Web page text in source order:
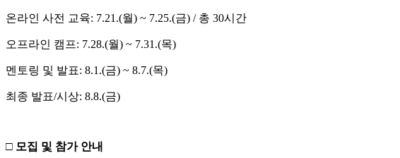
온라인 사전 교육: 7.21.(월) ~ 7.25.(금) / 총 30시간
오프라인 캠프: 7.28.(월) ~ 7.31.(목)
멘토링 및 발표: 8.1.(금) ~ 8.7.(목)
최종 발표/시상: 8.8.(금)
□ 모집 및 참가 안내